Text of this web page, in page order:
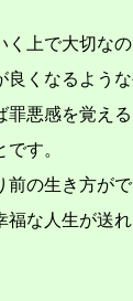
く上で大切な
良くなるよう
罪悪感を覚え
す。
前の生き方が
福な人生が送